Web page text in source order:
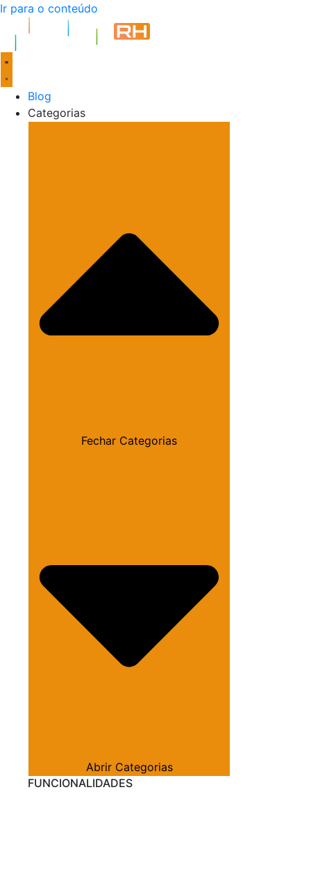
Ir para o conteúdo
Blog
Categorias
Fechar Categorias
Abrir Categorias
FUNCIONALIDADES